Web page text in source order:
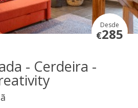
Desde
€285
- Cerdeira -